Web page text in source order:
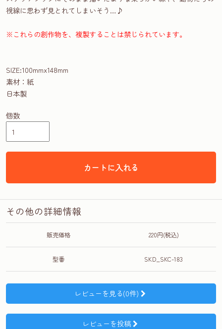
視線に思わず見とれてしまいそう…♪
※これらの創作物を、複製することは禁じられています。
SIZE:100mmx148mm
素材：紙
日本製
個数
カートに入れる
その他の詳細情報
販売価格 220円(税込)
型番 SKD_SKC-183
レビューを見る(0件)
レビューを投稿